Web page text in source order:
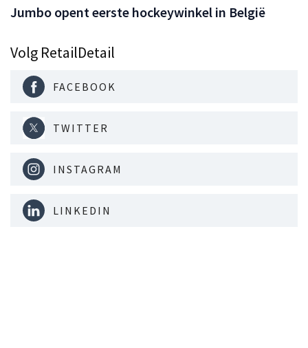
Jumbo opent eerste hockeywinkel in België
Volg RetailDetail
FACEBOOK
TWITTER
INSTAGRAM
LINKEDIN